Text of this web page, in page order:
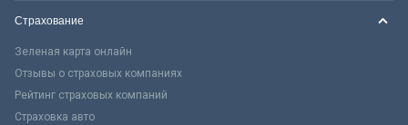
Страхование
Зеленая карта онлайн
Отзывы о страховых компаниях
Рейтинг страховых компаний
Страховка авто